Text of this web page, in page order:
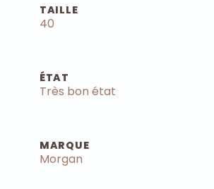
TAILLE
40
ÉTAT
Très bon état
MARQUE
Morgan